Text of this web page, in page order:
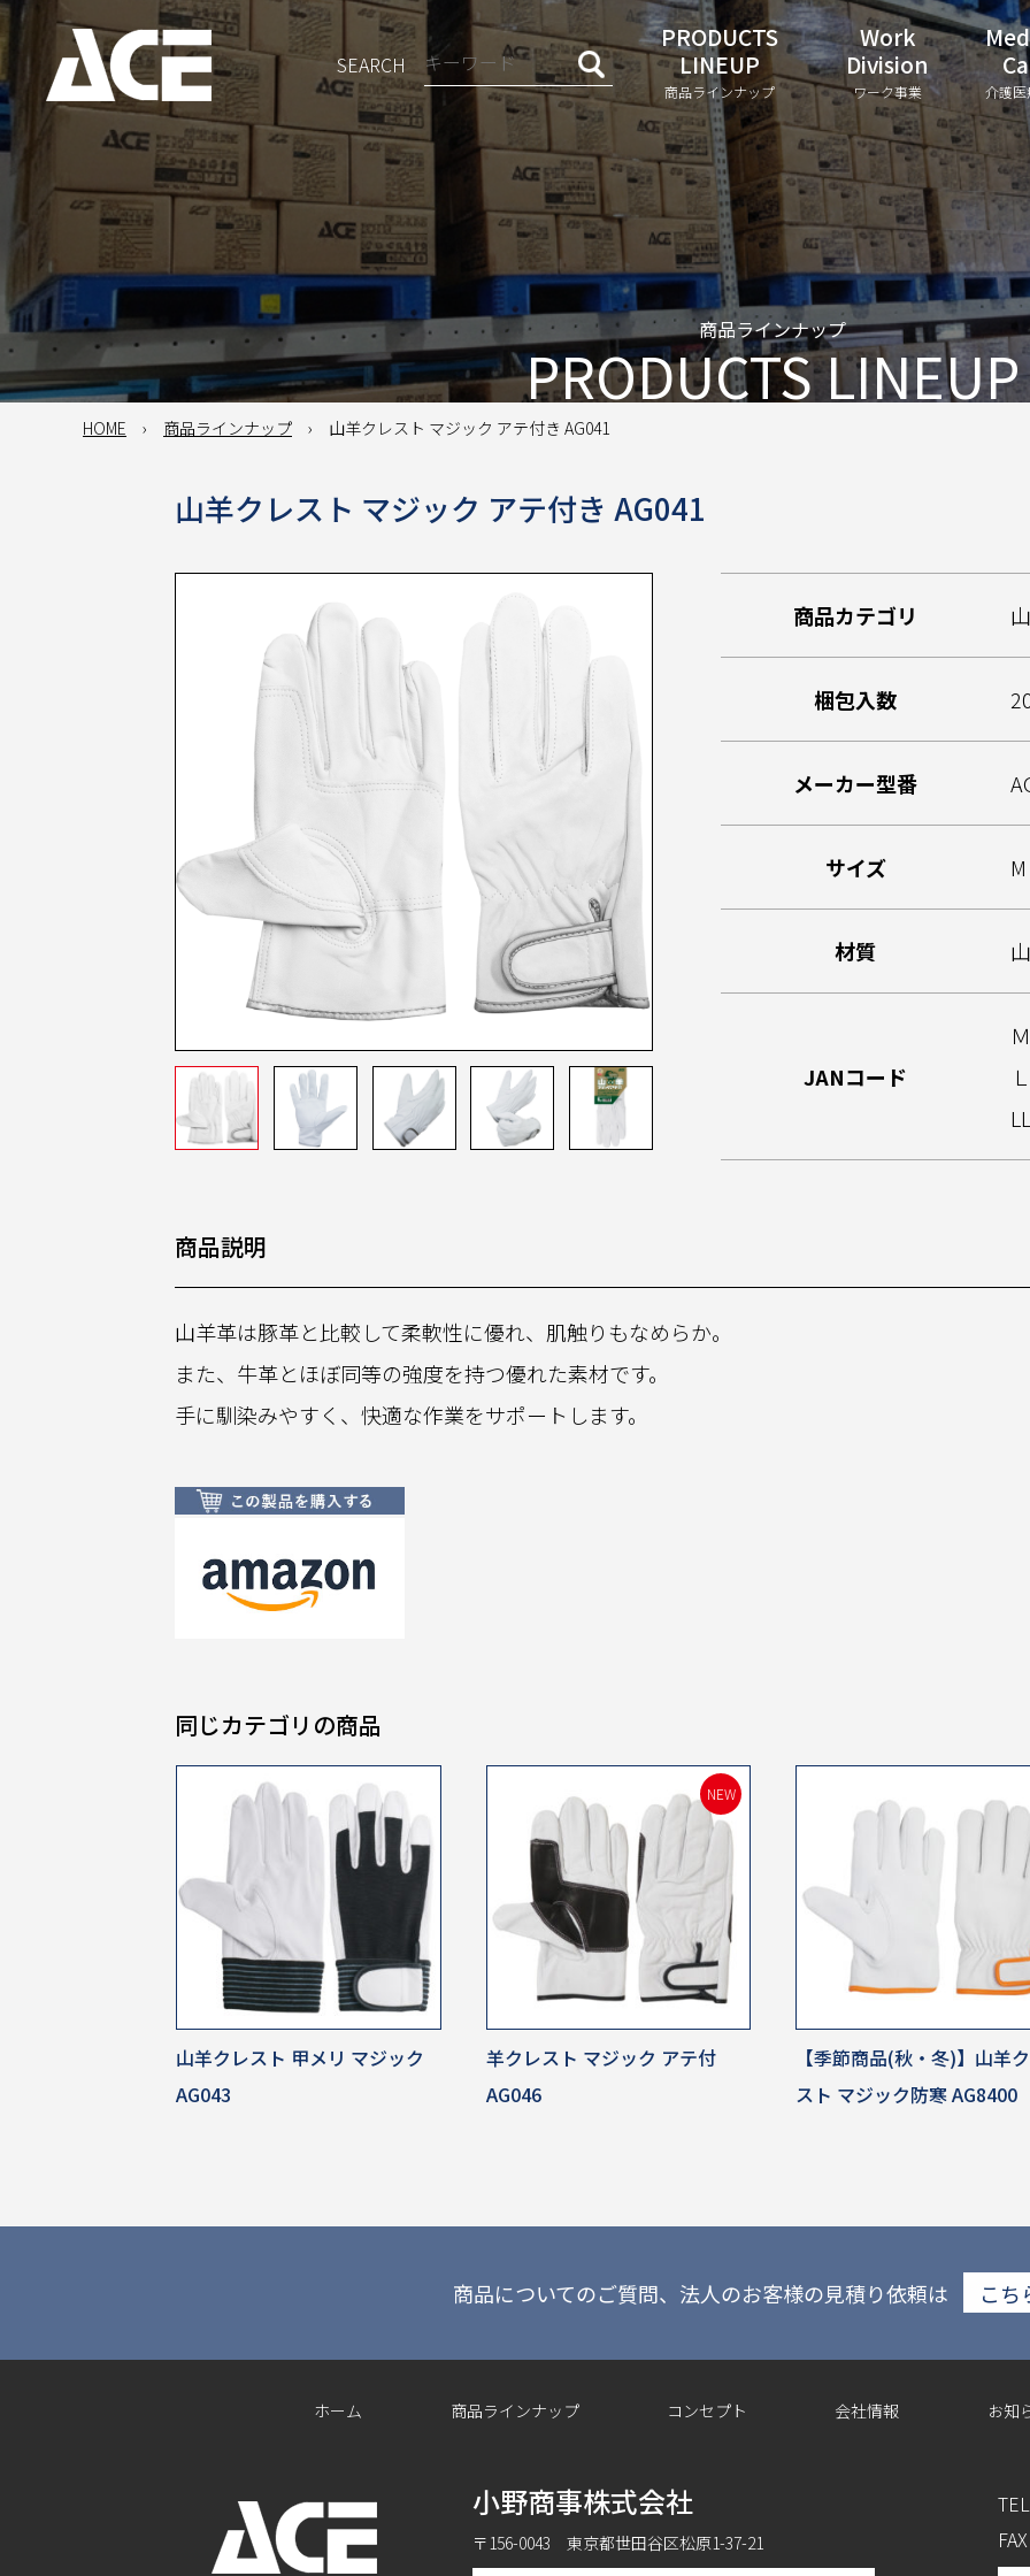
SEARCH
PRODUCTS
LINEUP
商品ラインナップ
Work
Division
ワーク事業 介護
商品ラインナップ
PRODUCTS LINEUP
HOME 商品ラインナップ 山羊クレスト マジック アテ付き AG041
山羊クレスト マジック アテ付き AG041
商品カテゴリ
梱包入数
メーカー型番
サイズ
材質
JANコード
商品説明
山羊革は豚革と比較して柔軟性に優れ、肌触りもなめらか。
また、牛革とほぼ同等の強度を持つ優れた素材です。
手に馴染みやすく、快適な作業をサポートします。
同じカテゴリの商品
山羊クレスト 甲メリ マジック
AG043
NEW
羊クレスト マジック アテ付
AG046
【季節商品(秋・冬)】山羊
スト マジック防寒 AG8400
商品についてのご質問、法人のお客様の見積り依頼は こち
ホーム 商品ラインナップ コンセプト 会社情報 お知
小野商事株式会社
〒156-0043 東京都世田谷区松原1-37-21